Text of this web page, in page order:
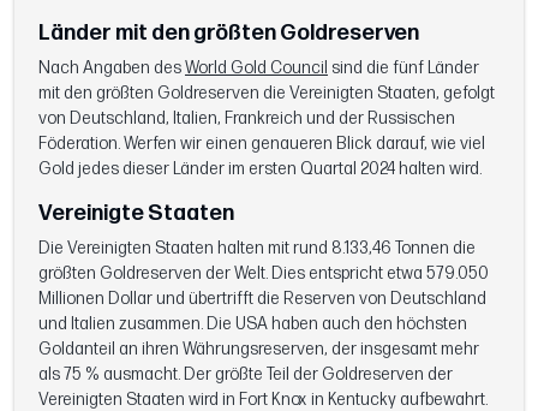
Länder mit den größten Goldreserven
Nach Angaben desWorld Gold Council sind die fünf Länder
mit den größten Goldreserven die Vereinigten Staaten, gefolgt
von Deutschland, Italien, Frankreich und der Russischen
Föderation. Werfen wir einen genaueren Blick darauf, wie viel
Gold jedes dieser Länder im ersten Quartal 2024 halten wird.
Vereinigte Staaten
Die Vereinigten Staaten halten mit rund 8.133,46 Tonnen die
größten Goldreserven der Welt. Dies entspricht etwa 579.050
Millionen Dollar und übertrifft die Reserven von Deutschland
und Italien zusammen. Die USA haben auch den höchsten
Goldanteil an ihren Währungsreserven, der insgesamt mehr
als 75 % ausmacht. Der größte Teil der Goldreserven der
Vereinigten Staaten wird in Fort Knox in Kentucky aufbewahrt.